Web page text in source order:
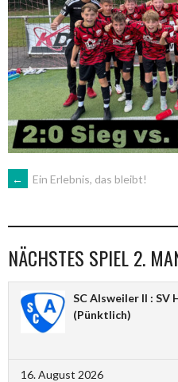
ARTIKEL-
NAVIGATION
← Ein Erlebnis, das bleibt!
NÄCHSTES SPIEL 2.
SC Alsweiler II : SV
(Pünktlich)
16. August 2026